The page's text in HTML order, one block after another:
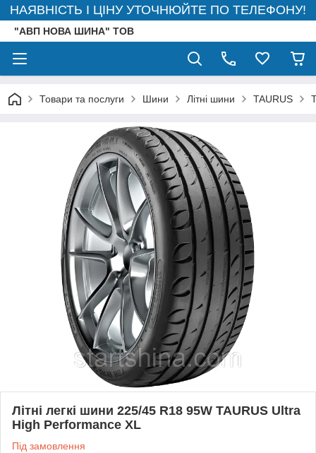
НАЯВНІСТЬ І ЦІНУ УТОЧНЮЙТЕ ПО ТЕЛЕФОНУ!
"АВП НОВА ШИНА" ТОВ
Товари та послуги Шини Літні шини TAURUS
Літні легкі шини 225/45 R18 95W TAURUS Ultra
High Performance XL
Під замовлення